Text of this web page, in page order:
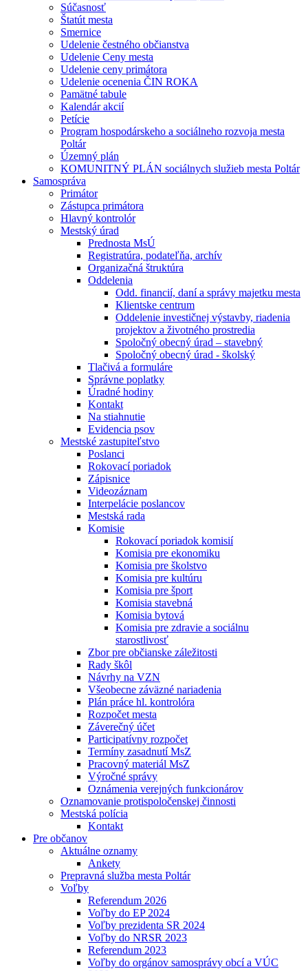
Súčasnosť
Štatút mesta
Smernice
Udelenie čestného občianstva
Udelenie Ceny mesta
Udelenie ceny primátora
Udelenie ocenenia ČIN ROKA
Pamätné tabule
Kalendár akcií
Petície
Program hospodárskeho a sociálneho rozvoja mesta
Poltár
Územný plán
KOMUNITNÝ PLÁN sociálnych služieb mesta Poltár
Samospráva
Primátor
Zástupca primátora
Hlavný kontrolór
Mestský úrad
Prednosta MsÚ
Registratúra, podateľňa, archív
Organizačná štruktúra
Oddelenia
Odd. financií, daní a správy majetku mesta
Klientske centrum
Oddelenie investičnej výstavby, riadenia
projektov a životného prostredia
Spoločný obecný úrad – stavebný
Spoločný obecný úrad - školský
Tlačivá a formuláre
Správne poplatky
Úradné hodiny
Kontakt
Na stiahnutie
Evidencia psov
Mestské zastupiteľstvo
Poslanci
Rokovací poriadok
Zápisnice
Videozáznam
Interpelácie poslancov
Mestská rada
Komisie
Rokovací poriadok komisií
Komisia pre ekonomiku
Komisia pre školstvo
Komisia pre kultúru
Komisia pre šport
Komisia stavebná
Komisia bytová
Komisia pre zdravie a sociálnu
starostlivosť
Zbor pre občianske záležitosti
Rady škôl
Návrhy na VZN
Všeobecne záväzné nariadenia
Plán práce hl. kontrolóra
Rozpočet mesta
Záverečný účet
Participatívny rozpočet
Termíny zasadnutí MsZ
Pracovný materiál MsZ
Výročné správy
Oznámenia verejných funkcionárov
Oznamovanie protispoločenskej činnosti
Mestská polícia
Kontakt
Pre občanov
Aktuálne oznamy
Ankety
Prepravná služba mesta Poltár
Voľby
Referendum 2026
Voľby do EP 2024
Voľby prezidenta SR 2024
Voľby do NRSR 2023
Referendum 2023
Voľby do orgánov samosprávy obcí a VÚC